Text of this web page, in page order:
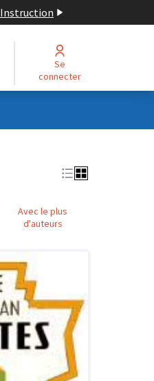
Instruction
Se
connecter
Avec le plus
d'auteurs